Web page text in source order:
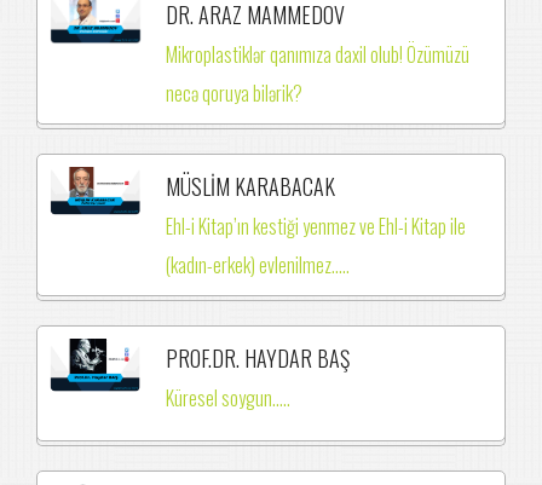
DR. ARAZ MAMMEDOV
Mikroplastiklər qanımıza daxil olub! Özümüzü
necə qoruya bilərik?
MÜSLİM KARABACAK
Ehl-i Kitap’ın kestiği yenmez ve Ehl-i Kitap ile
(kadın-erkek) evlenilmez.….
PROF.DR. HAYDAR BAŞ
Küresel soygun.....